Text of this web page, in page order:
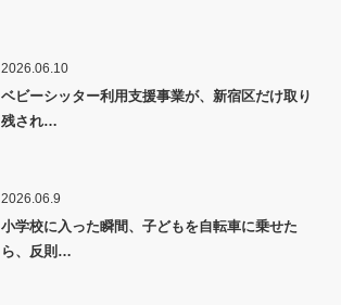
2026.06.10
ベビーシッター利用支援事業が、新宿区だけ取り
残され…
2026.06.9
小学校に入った瞬間、子どもを自転車に乗せた
ら、反則…